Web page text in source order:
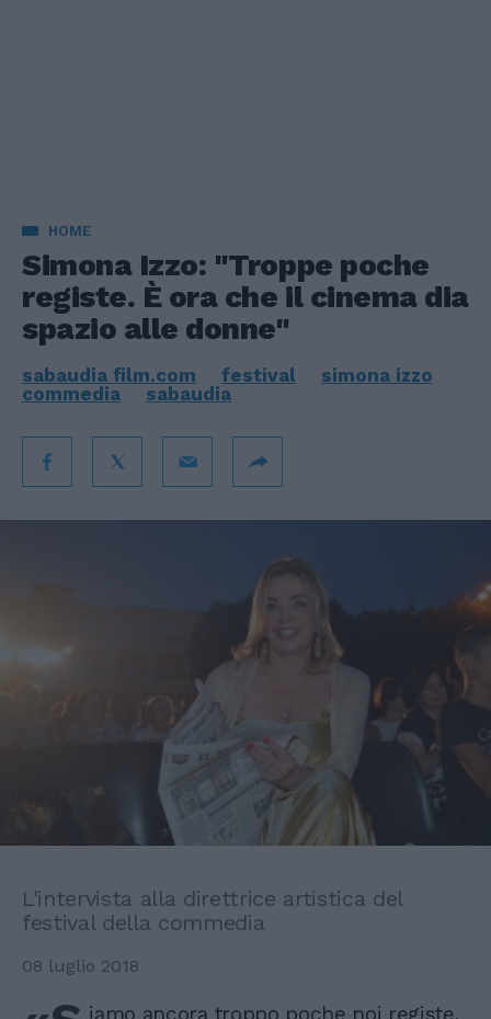
HOME
Simona Izzo: "Troppe poche
registe. È ora che il cinema dia
spazio alle donne"
sabaudia film.com festival
simona izzo
commedia
sabaudia
L'intervista alla direttrice artistica del
festival della commedia
08 luglio 2018